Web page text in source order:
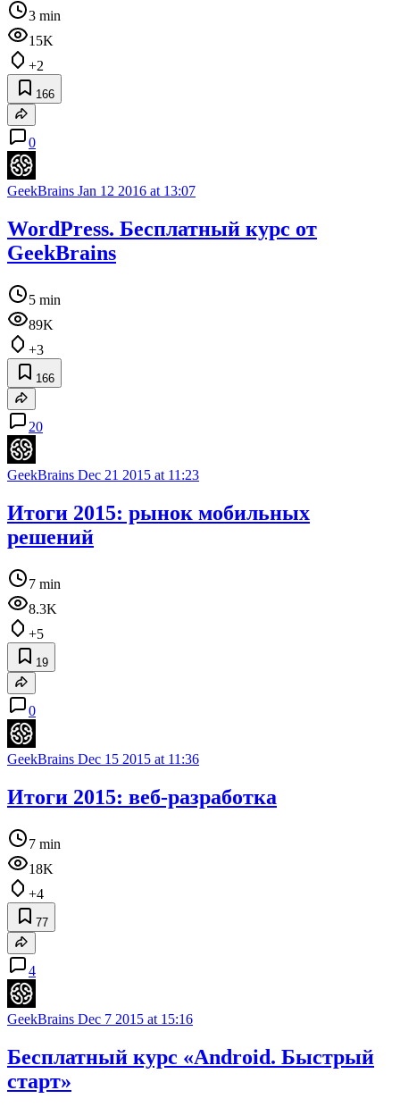
3 min
15K
+2
166
0
GeekBrains Jan 12 2016 at 13:07
WordPress. Бесплатный курс от
GeekBrains
5 min
89K
+3
166
20
GeekBrains Dec 21 2015 at 11:23
Итоги 2015: рынок мобильных
решений
7 min
8.3K
+5
19
0
GeekBrains Dec 15 2015 at 11:36
Итоги 2015: веб-разработка
7 min
18K
+4
77
4
GeekBrains Dec 7 2015 at 15:16
Бесплатный курс «Android. Быстрый
старт»